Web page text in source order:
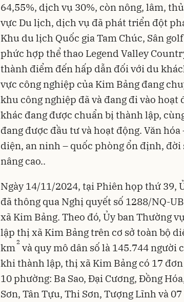
64,55%, dịch vụ 30%, còn nông, lâm,
vực Du lịch, dịch vụ đã phát triển đột
Khu du lịch Quốc gia Tam Chúc, Sân
phức hợp thể thao Legend Valley
thành điểm đến hấp dẫn đối với du
vực công nghiệp của Kim Bảng đang
khu công nghiệp đã và đang đi vào hoạt
khác đang được chuẩn bị thành lập,
đang được đầu tư và hoạt động. Văn
diện, an ninh – quốc phòng ổn định, đời
nâng cao..
Ngày 14/11/2024, tại Phiên họp thứ 39,
đã thông qua Nghị quyết số 1288/NQ-
xã Kim Bảng. Theo đó, Ủy ban Thường
lập thị xã Kim Bảng trên cơ sở toàn bộ
km 2 và quy mô dân số là 145.744 người
khi thành lập, thị xã Kim Bảng có 17
10 phường: Ba Sao, Đại Cương, Đồng
Sơn, Tân Tựu, Thi Sơn, Tượng Lĩnh và